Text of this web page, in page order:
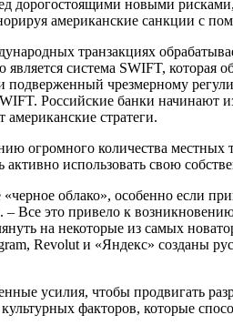
дорогостоящими новыми
американские санкции с
транзакциях
система SWIFT, которая
чрезмерному
Российские банки начинают
стратеги.
огромного количества
активно использовать свою
«черное облако», особенно если
это привело к
на некоторые из самых
Revolut и «Яндекс» созданы
усилия, чтобы продвигать
факторов, которые